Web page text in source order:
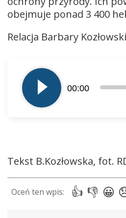
obejmuje ponad 3 400
Relacja Barbary
plików
dźwiękowych
00:00
Tekst B.Kozłowska, fot.